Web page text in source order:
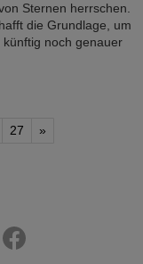
Sternen herrschen.
die Grundlage, um
noch genauer
27 »